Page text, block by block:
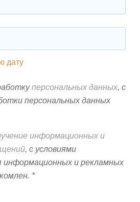
дату
персональных данных, с
персональных данных
информационных и
, с условиями
информационных и рекламных
*